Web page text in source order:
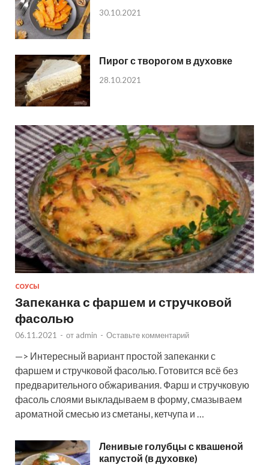
30.10.2021
Пирог с творогом в духовке
28.10.2021
СОУСЫ
Запеканка с фаршем и стручковой
фасолью
06.11.2021 - от admin - Оставьте комментарий
—> Интересный вариант простой запеканки с
фаршем и стручковой фасолью. Готовится всё без
предварительного обжаривания. Фарш и стручковую
фасоль слоями выкладываем в форму, смазываем
ароматной смесью из сметаны, кетчупа и …
Ленивые голубцы с квашеной
капустой (в духовке)